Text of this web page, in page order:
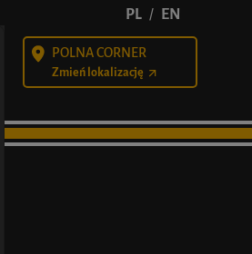
POLNA CORNER
Zmień lokalizację
PL / EN